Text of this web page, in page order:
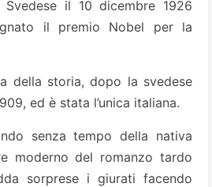
Svedese il 10 dicembre 1926
il premio Nobel per la
della storia, dopo la svedese
ed è stata l’unica italiana.
senza tempo della nativa
moderno del romanzo tardo
sorprese i giurati facendo